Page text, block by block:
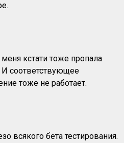
кстати тоже пропала
И соответствующее
тоже не работает.
всякого бета тестирования.